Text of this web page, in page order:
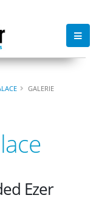
GALERIE
Ezer